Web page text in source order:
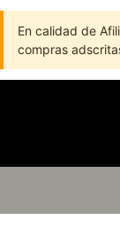
En calidad de
compras